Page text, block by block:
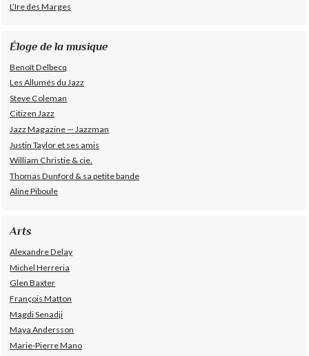
L’Ire des Marges
Éloge de la musique
Benoît Delbecq
Les Allumés du Jazz
Steve Coleman
Citizen Jazz
Jazz Magazine — Jazzman
Justin Taylor et ses amis
William Christie & cie.
Thomas Dunford & sa petite bande
Aline Piboule
Arts
Alexandre Delay
Michel Herreria
Glen Baxter
François Matton
Magdi Senadji
Maya Andersson
Marie-Pierre Mano